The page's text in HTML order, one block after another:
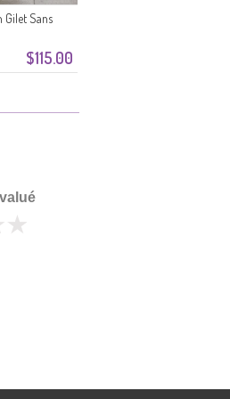
$115.00
Gilet Sans